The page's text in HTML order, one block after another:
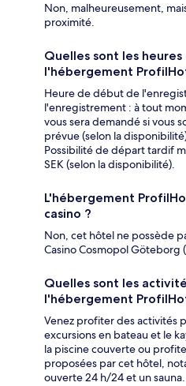
Non, malheureusement,
proximité.
Quelles sont les
l'hébergement
Heure de début de
l'enregistrement : à tout
vous sera demandé si vous
prévue (selon la
Possibilité de départ tardif
SEK (selon la disponibilité).
L'hébergement
casino ?
Non, cet hôtel ne possède
Casino Cosmopol Göteborg
Quelles sont les
l'hébergement
Venez profiter des activités
excursions en bateau et le
la piscine couverte ou
proposées par cet hôtel,
ouverte 24 h/24 et un sauna.